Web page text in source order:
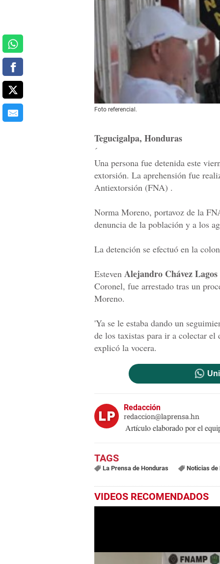
Foto referencial.
Tegucigalpa, Honduras
´
Una persona fue detenida este
extorsión. La aprehensión fue
Antiextorsión (FNA) .
Norma Moreno, portavoz de la
denuncia de la población y a los
La detención se efectuó en la
Esteven Alejandro Chávez Lagos
Coronel, fue arrestado tras un
Moreno.
'Ya se le estaba dando un
de los taxistas para ir a colectar el
explicó la vocera.
Redacción
redaccion@laprensa.hn
Artículo elaborado por el
La Prensa de Honduras Noticias de
VIDEOS RECOMENDADOS